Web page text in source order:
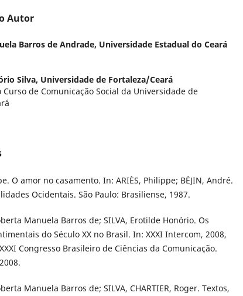
Autor
Barros de Andrade, Universidade Estadual do Ceará
Silva, Universidade de Fortaleza/Ceará
Curso de Comunicação Social da Universidade de
O amor no casamento. In: ARIÈS, Philippe; BÉJIN, André.
Ocidentais. São Paulo: Brasiliense, 1987.
Manuela Barros de; SILVA, Erotilde Honório. Os
do Século XX no Brasil. In: XXXI Intercom, 2008,
Congresso Brasileiro de Ciências da Comunicação.
Manuela Barros de; SILVA, CHARTIER, Roger. Textos,